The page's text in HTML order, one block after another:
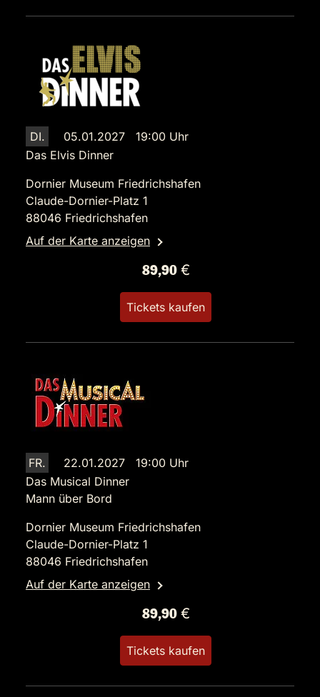
DI.
05.01.2027 19:00 Uhr
Das Elvis Dinner
Dornier Museum Friedrichshafen
Claude-Dornier-Platz 1
88046 Friedrichshafen
Auf der Karte anzeigen
89,90 €
Tickets kaufen
FR.
22.01.2027 19:00 Uhr
Das Musical Dinner
Mann über Bord
Dornier Museum Friedrichshafen
Claude-Dornier-Platz 1
88046 Friedrichshafen
Auf der Karte anzeigen
89,90 €
Tickets kaufen